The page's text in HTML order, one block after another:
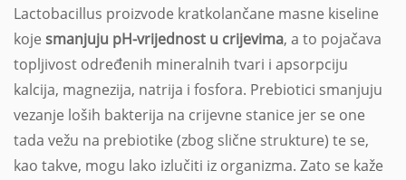
Lactobacillus proizvode kratkolančane masne kiseline
koje smanjuju pH-vrijednost u crijevima, a to pojačava
topljivost određenih mineralnih tvari i apsorpciju
kalcija, magnezija, natrija i fosfora. Prebiotici smanjuju
vezanje loših bakterija na crijevne stanice jer se one
tada vežu na prebiotike (zbog slične strukture) te se,
kao takve, mogu lako izlučiti iz organizma. Zato se kaže